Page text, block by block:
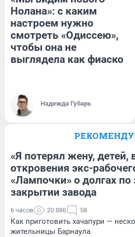
Нолана»: с каким
настроем нужно
смотреть «Одиссею»,
чтобы она не
выглядела как фиаско
Надежда Губарь
«Я потерял жену, детей,
откровения экс-
«Лампочки» о долгах по
закрытии завода
6 часов 20 886 58
Как приготовить хачапури —
жительницы Барнаула